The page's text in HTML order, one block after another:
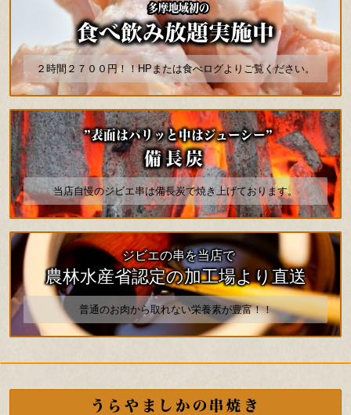
多摩地域初の
食べ飲み放題実施中
２時間２７００円！！HPまたは食べログよりご覧ください。
”表面はパリッと中はジューシー”
備長炭
当店自慢のジビエ串は備長炭で焼き上げております。
ジビエの串を当店で
農林水産省認定の加工場より直送
普通のお肉から取れない栄養素が豊富！！
うらやましかの串焼き